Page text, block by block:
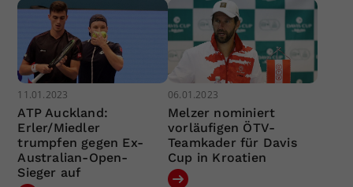
11.01.2023
ATP Auckland:
Erler/Miedler
trumpfen gegen Ex-
Australian-Open-
Sieger auf
06.01.2023
Melzer nominiert
vorläufigen ÖTV-
Teamkader für Davis
Cup in Kroatien